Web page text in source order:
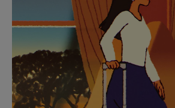
PLAYED,
PLEASE
PRESS
TO
PAUSE
MUTED,
PLEASE
PRESS
TO
UNMUTE
厳選されたギフトセレク
あらゆる旅に寄り
パートナーを見つ